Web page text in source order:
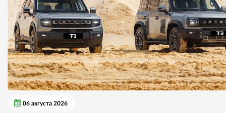
06 августа 2026